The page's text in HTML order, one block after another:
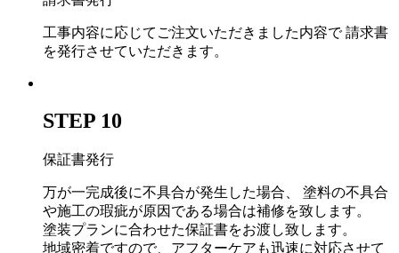
工事内容に応じてご注文いただきました内容で 請求書
を発行させていただきます。
STEP 10
保証書発行
万が一完成後に不具合が発生した場合、 塗料の不具合
や施工の瑕疵が原因である場合は補修を致します。
塗装プランに合わせた保証書をお渡し致します。
地域密着ですので、アフターケアも迅速に対応させて